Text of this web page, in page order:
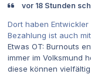
vor 18 Stunden
Dort haben
Bezahlung ist auch
Etwas OT: Burnouts
immer im Volksmund
diese können